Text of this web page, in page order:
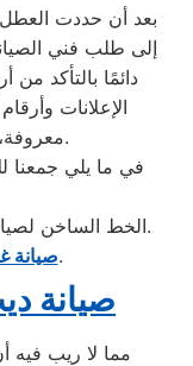
بعد أن حددت العطل
إلى طلب فني
دائمًا بالتأكد من
الإعلانات
معروفة، ما قد يعرضك لعمليات النصب.
في ما يلي جمعنا
الخط الساخن لصيانة غسالات ملابس كاريير 01210999852.
صيانةكاريير 01096922100.
صيانة
مما لا ريب فيه